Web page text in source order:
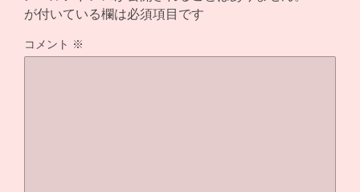
が付いている欄は必須項目です
コメント ※